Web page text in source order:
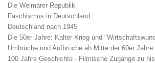
Die Weimarer Republik
Faschismus in Deutschland
Deutschland nach 1945
Die 50er Jahre: Kalter Krieg und
Umbrüche und Aufbrüche ab Mitte der 60er Jahre
100 Jahre Geschichte - Filmische Zugänge zu